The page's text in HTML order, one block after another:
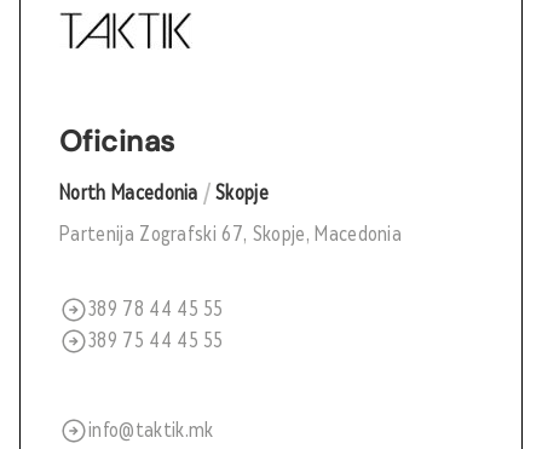
Oficinas
North Macedonia / Skopje
Partenija Zografski 67, Skopje, Macedonia
389 78 44 45 55
389 75 44 45 55
info@taktik.mk